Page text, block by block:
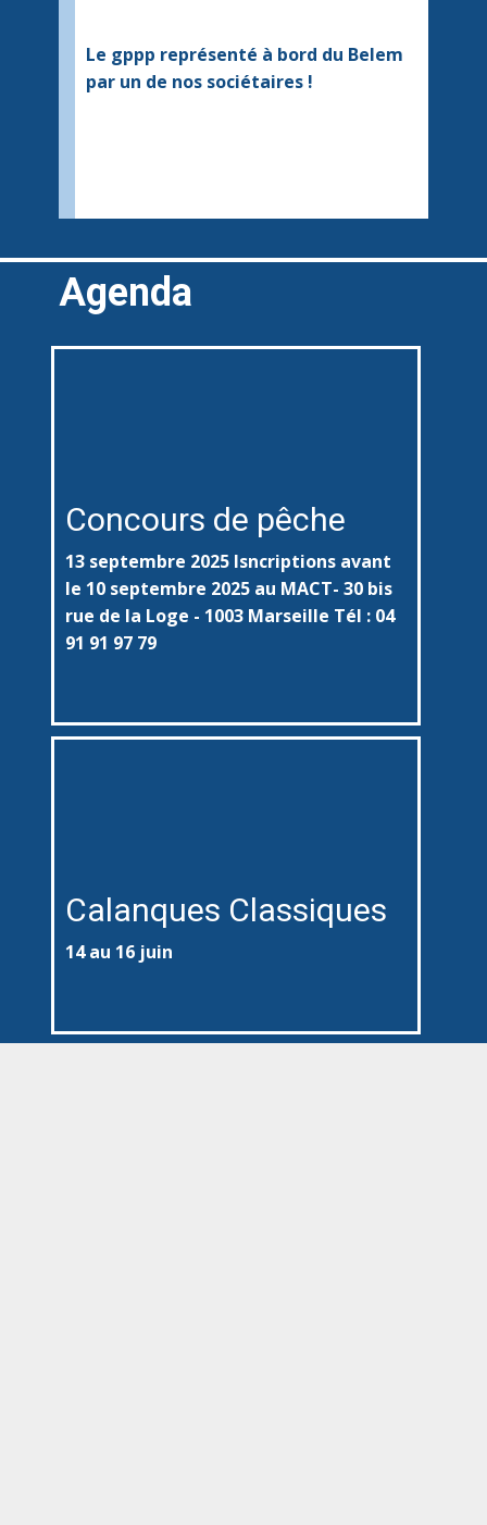
Le gppp représenté à bord du Belem
par un de nos sociétaires !
Agenda
Concours de pêche
13 septembre 2025 Isncriptions avant
le 10 septembre 2025 au MACT- 30 bis
rue de la Loge - 1003 Marseille Tél : 04
91 91 97 79
Calanques Classiques
14 au 16 juin